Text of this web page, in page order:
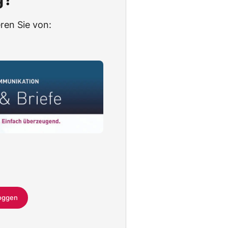
Sie von: